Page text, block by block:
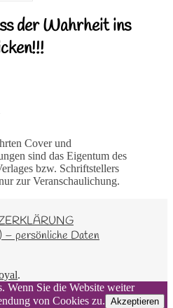
der Wahrheit ins
Cover und
sind das Eigentum des
bzw. Schriftstellers
zur Veranschaulichung.
persönliche Daten
.
Wenn Sie die Website weiter
von Cookies zu. Akzeptieren